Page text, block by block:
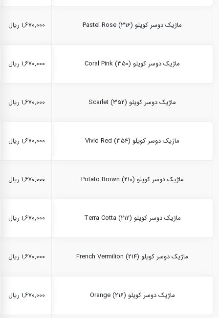
ماژیک دوسر کویلو Pastel Rose (316) ۱,۶۷۰,۰۰۰ ریال
ماژیک دوسر کویلو Coral Pink (350) ۱,۶۷۰,۰۰۰ ریال
ماژیک دوسر کویلو Scarlet (352) ۱,۶۷۰,۰۰۰ ریال
ماژیک دوسر کویلو Vivid Red (354) ۱,۶۷۰,۰۰۰ ریال
ماژیک دوسر کویلو Potato Brown (210) ۱,۶۷۰,۰۰۰ ریال
ماژیک دوسر کویلو Terra Cotta (212) ۱,۶۷۰,۰۰۰ ریال
ماژیک دوسر کویلو French Vermilion (214) ۱,۶۷۰,۰۰۰ ریال
ماژیک دوسر کویلو Orange (216) ۱,۶۷۰,۰۰۰ ریال